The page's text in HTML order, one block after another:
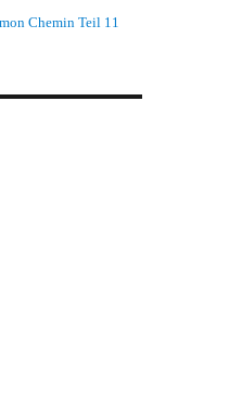
Chemin Teil 11